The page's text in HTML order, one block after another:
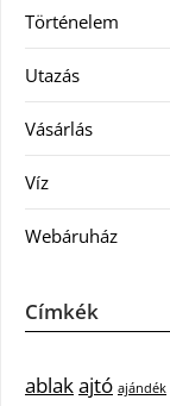
Történelem
Utazás
Vásárlás
Víz
Webáruház
Címkék
ablakajtó ajándék